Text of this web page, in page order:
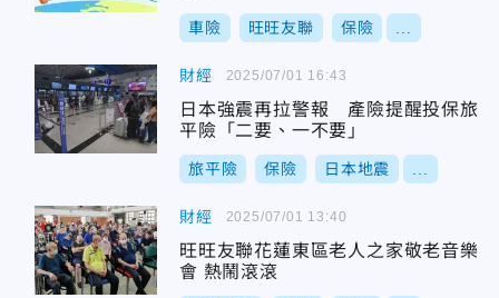
車險 旺旺友聯 保險
財經
日本強震再拉警報 產險提醒投保旅
平險「二要、一不要」
旅平險 保險 日本地震
2025/07/01 16:43
財經
旺旺友聯花蓮東區老人之家敬老音樂
會 熱鬧滾滾
2025/07/01 13:40